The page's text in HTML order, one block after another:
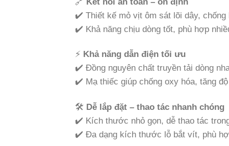
✔️ Thiết kế mỏ vịt ôm sát lõi dây, chống
✔️ Khả năng chịu dòng tốt, phù hợp
⚡ Khả năng dẫn điện tối ưu
✔️ Đồng nguyên chất truyền tải dòng
✔️ Mạ thiếc giúp chống oxy hóa, tăng
🛠️ Dễ lắp đặt – thao tác nhanh chóng
✔️ Kích thước nhỏ gọn, dễ thao tác
✔️ Đa dạng kích thước lỗ bắt vít, phù